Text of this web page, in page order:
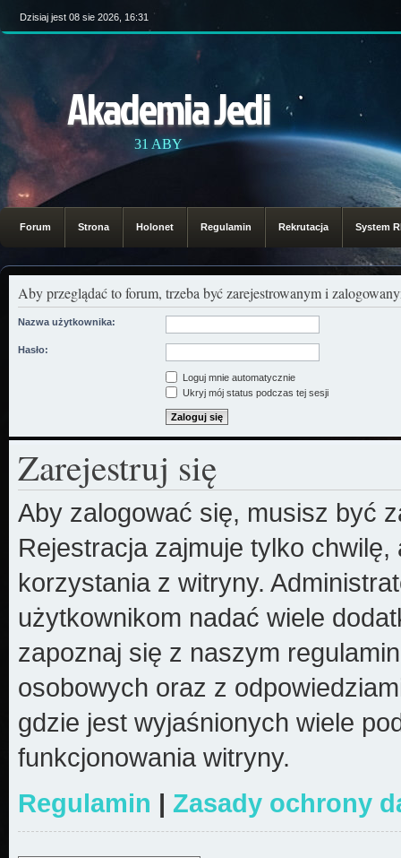
Dzisiaj jest 08 sie 2026, 16:31
Akademia Jedi
31 ABY
Forum Strona Holonet Regulamin Rekrutacja System
Aby przeglądać to forum, trzeba być zarejestrowanym i
Nazwa użytkownika:
Hasło:
Loguj mnie automatycznie
Ukryj mój status podczas tej sesji
Zarejestruj się
Aby zalogować się, musisz być
Rejestracja zajmuje tylko
korzystania z witryny.
użytkownikom nadać wiele
zapoznaj się z naszym
osobowych oraz z
gdzie jest wyjaśnionych wiele
funkcjonowania witryny.
Regulamin | Zasady ochrony